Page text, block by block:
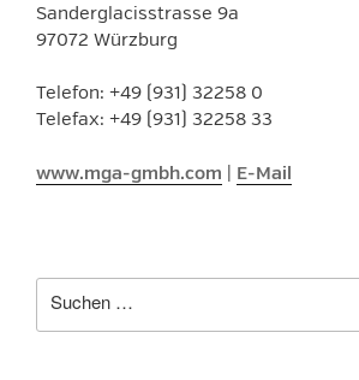
Sanderglacisstrasse 9a
97072 Würzburg
Telefon: +49 (931) 32258 0
Telefax: +49 (931) 32258 33
www.mga-gmbh.com E-Mail
nach: